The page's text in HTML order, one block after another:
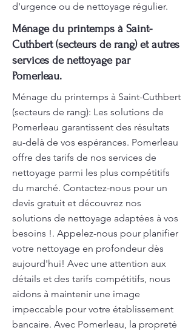
d'urgence ou de nettoyage régulier.
Ménage du printemps à Saint-
Cuthbert (secteurs de rang) et autres
services de nettoyage par
Pomerleau.
Ménage du printemps à Saint-Cuthbert
(secteurs de rang): Les solutions de
Pomerleau garantissent des résultats
au-delà de vos espérances. Pomerleau
offre des tarifs de nos services de
nettoyage parmi les plus compétitifs
du marché. Contactez-nous pour un
devis gratuit et découvrez nos
solutions de nettoyage adaptées à vos
besoins !. Appelez-nous pour planifier
votre nettoyage en profondeur dès
aujourd'hui! Avec une attention aux
détails et des tarifs compétitifs, nous
aidons à maintenir une image
impeccable pour votre établissement
bancaire. Avec Pomerleau, la propreté